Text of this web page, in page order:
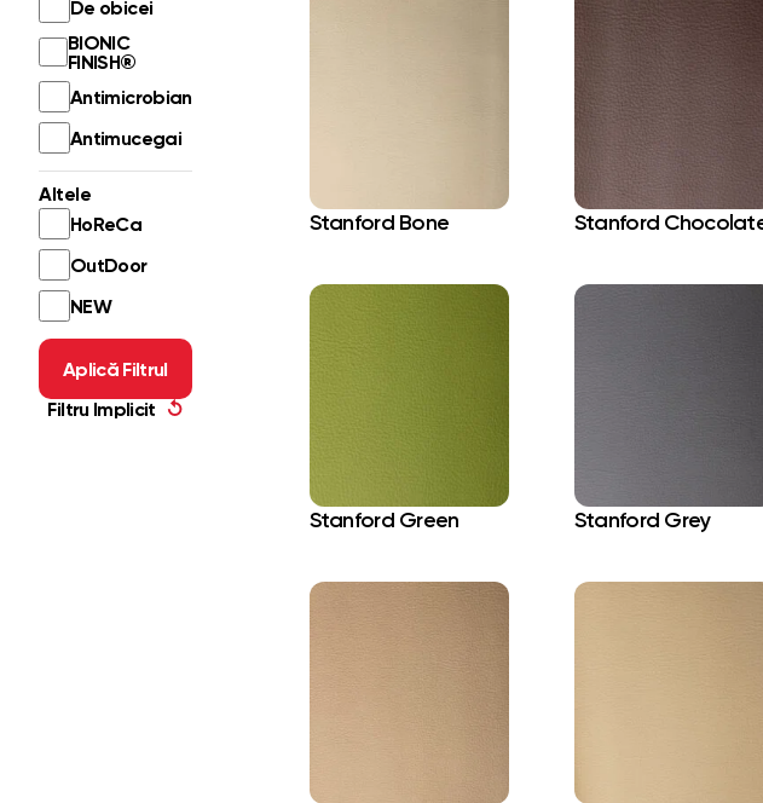
De obicei
BIONIC
FINISH®
Antimicrobian
Antimucegai
Altele
HoReCa
OutDoor
NEW
Aplică Filtrul
Filtru Implicit ↺
Stanford Bone Stanford
Stanford Green Stanford Grey